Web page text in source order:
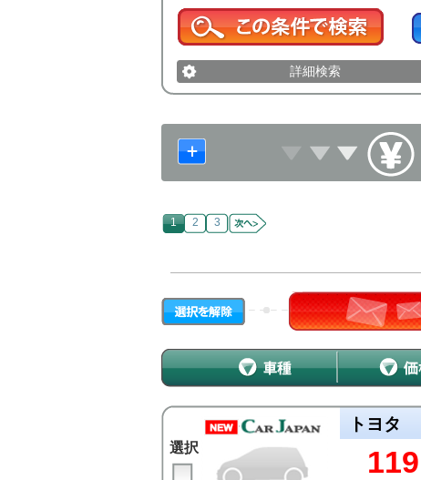
詳細検索
1 2 3
選択
トヨタ
119